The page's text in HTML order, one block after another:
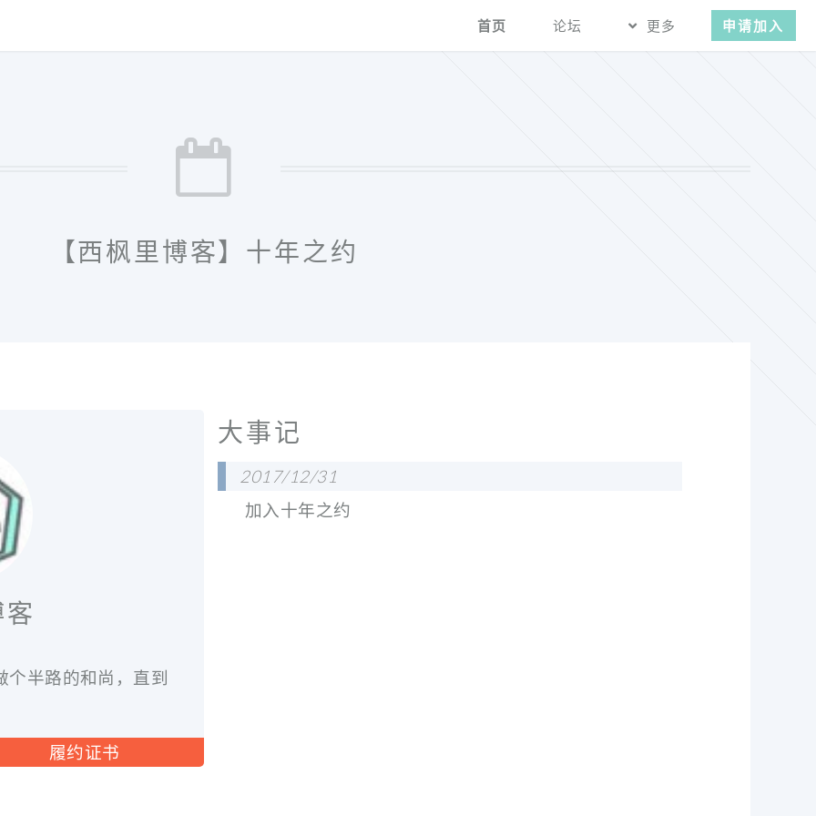
首页 论坛 更多 申请加入
【西枫里博客】十年之约
半路的和尚，直到
履约证书
大事记
2017/12/31
加入十年之约